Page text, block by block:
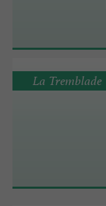
La Tremblade